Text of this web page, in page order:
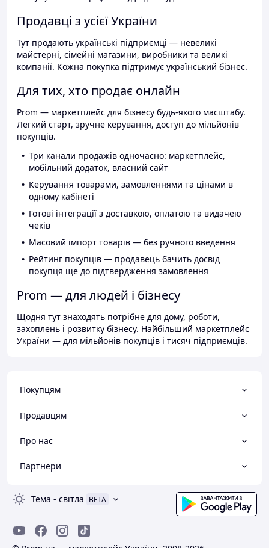
Продавці з усієї України
Тут продають українські підприємці — невеликі
майстерні, сімейні магазини, виробники та великі
компанії. Кожна покупка підтримує український бізнес.
Для тих, хто продає онлайн
Prom — маркетплейс для бізнесу будь-якого масштабу.
Легкий старт, зручне керування, доступ до мільйонів
покупців.
Три канали продажів одночасно: маркетплейс,
мобільний додаток, власний сайт
Керування товарами, замовленнями та цінами в
одному кабінеті
Готові інтеграції з доставкою, оплатою та видачею
чеків
Масовий імпорт товарів — без ручного введення
Рейтинг покупців — продавець бачить досвід
покупця ще до підтвердження замовлення
Prom — для людей і бізнесу
Щодня тут знаходять потрібне для дому, роботи,
захоплень і розвитку бізнесу. Найбільший маркетплейс
України — для мільйонів покупців і тисяч підприємців.
Покупцям
Продавцям
Про нас
Партнери
Тема - світла BETA